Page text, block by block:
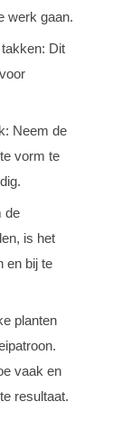
werk gaan.
Dit
Neem de
vorm te
de
is het
en bij te
planten
vaak en
resultaat.